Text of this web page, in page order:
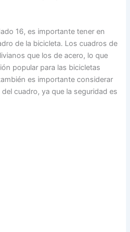
16, es importante tener en
de la bicicleta. Los cuadros de
que los de acero, lo que
popular para las bicicletas
es importante considerar
cuadro, ya que la seguridad es